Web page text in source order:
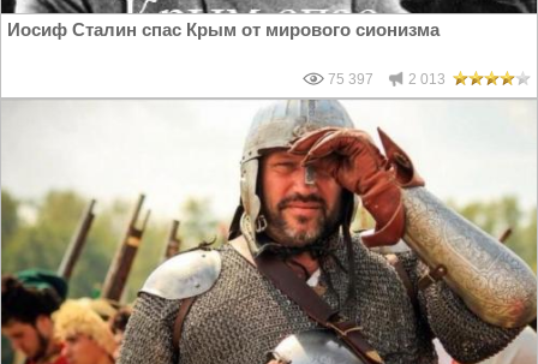
Иосиф Сталин спас Крым от мирового сионизма
75 397 2 013